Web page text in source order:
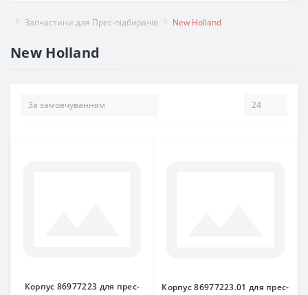
Запчастини для Прес-підбирачів New Holland
New Holland
Корпус 86977223 для прес-
Корпус 86977223.01 для прес-